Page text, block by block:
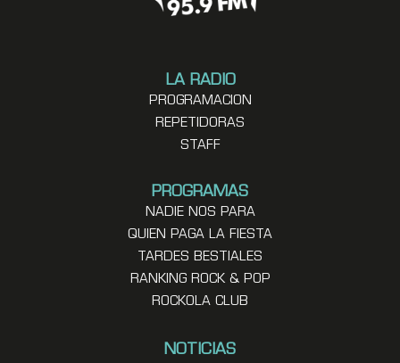
LA RADIO
PROGRAMACION
REPETIDORAS
STAFF
PROGRAMAS
NADIE NOS PARA
QUIEN PAGA LA FIESTA
TARDES BESTIALES
RANKING ROCK & POP
ROCKOLA CLUB
NOTICIAS